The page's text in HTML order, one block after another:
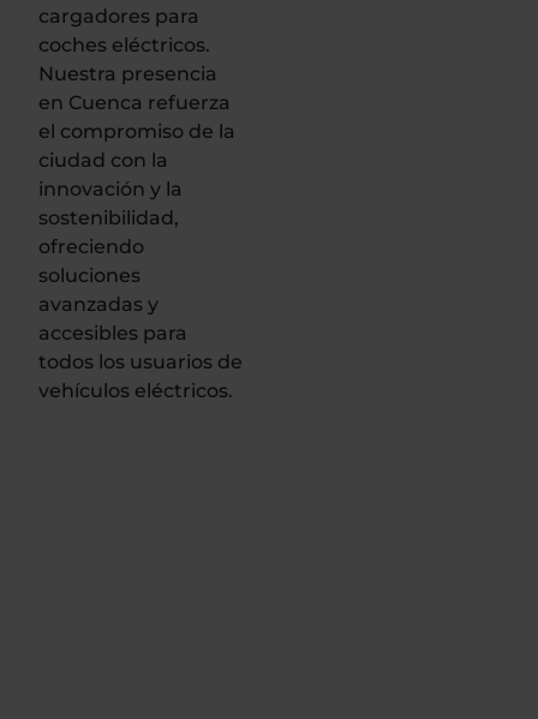
cargadores para
coches eléctricos.
Nuestra presencia
en Cuenca refuerza
el compromiso de la
ciudad con la
innovación y la
sostenibilidad,
ofreciendo
soluciones
avanzadas y
accesibles para
todos los usuarios de
vehículos eléctricos.